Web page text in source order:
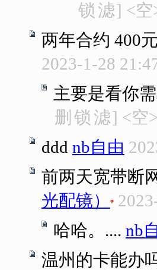
锁 滤] <空
两年合约 400
2023-1-28
主要是看你
删 锁 滤] <空>
ddd nb自由
前两天宽带断
光配镜）
哈哈。.... nb
温州的卡能办